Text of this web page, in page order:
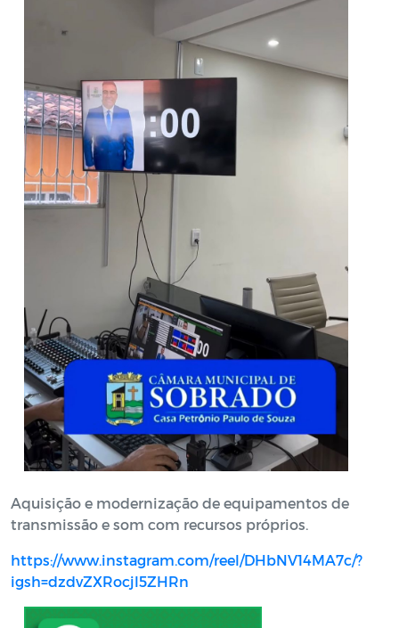
Aquisição e modernização de equipamentos de
transmissão e som com recursos próprios.
https://www.instagram.com/reel/DHbNV14MA7c/?
igsh=dzdvZXRocjl5ZHRn